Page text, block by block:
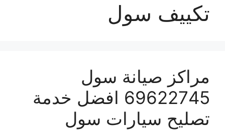
تكييف سول
مراكز صيانة سول
69622745 افضل خدمة
تصليح سيارات سول